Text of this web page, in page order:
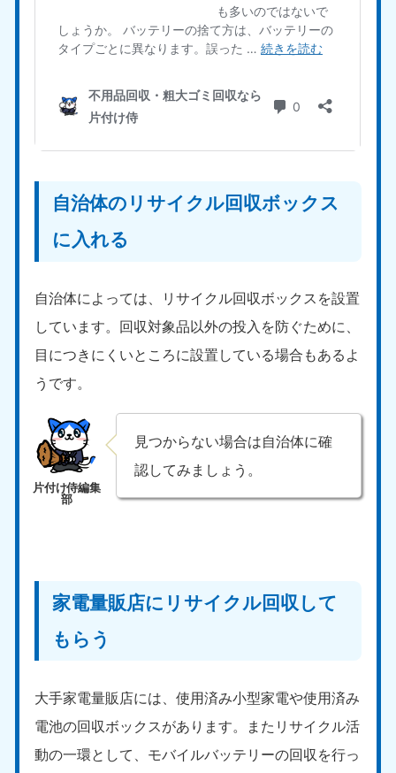
自治体のリサイクル回収ボックス
に入れる
自治体によっては、リサイクル回収ボックスを設置
しています。回収対象品以外の投入を防ぐために、
目につきにくいところに設置している場合もあるよ
うです。
見つからない場合は自治体に確
認してみましょう。
家電量販店にリサイクル回収して
もらう
大手家電量販店には、使用済み小型家電や使用済み
電池の回収ボックスがあります。またリサイクル活
動の一環として、モバイルバッテリーの回収を行っ
福島県
050-1881-5271
関東
050-1881-5265 050-1881-5264
千葉県
050-1881-5268
9:00〜19:00 年中無休
埼玉県
栃木県
050-1881-5270
9:00〜19:00 年中無休
茨城県
050-1881-5269
9:00〜19:00 年中無休
050-1881-5267
9:00〜19:00 年中無休
中部
愛知県
050-1881-5255 050-1881-5259
050-1881-5256
9:00〜19:00 年中無休 9:00〜19:00 年中無休
福井県
050-1881-5258
富山県
050-1881-5262
9:00〜19:00 年中無休
050-1881-5257
9:00〜19:00 年中無休